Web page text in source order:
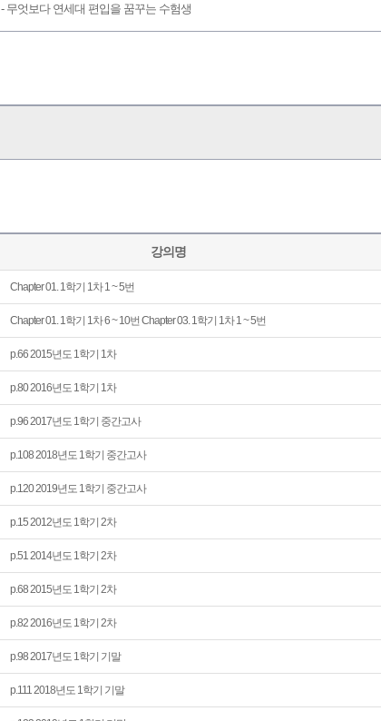
- 무엇보다 연세대 편입을 꿈꾸는 수험생
강의명
Chapter 01. 1학기 1차 1 ~ 5번
Chapter 01. 1학기 1차 6 ~ 10번 Chapter 03. 1학기 1차 1 ~ 5번
p.66 2015년도 1학기 1차
p.80 2016년도 1학기 1차
p.96 2017년도 1학기 중간고사
p.108 2018년도 1학기 중간고사
p.120 2019년도 1학기 중간고사
p.15 2012년도 1학기 2차
p.51 2014년도 1학기 2차
p.68 2015년도 1학기 2차
p.82 2016년도 1학기 2차
p.98 2017년도 1학기 기말
p.111 2018년도 1학기 기말